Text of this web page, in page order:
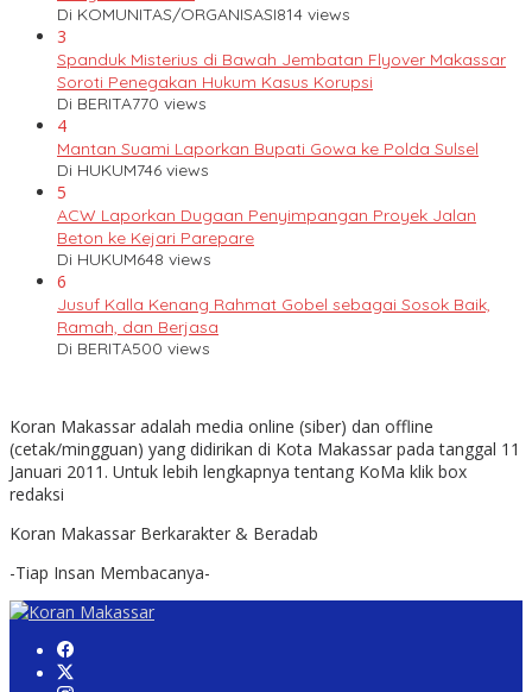
Di KOMUNITAS/ORGANISASI814 views
3
Spanduk Misterius di Bawah Jembatan Flyover Makassar
Soroti Penegakan Hukum Kasus Korupsi
Di BERITA770 views
4
Mantan Suami Laporkan Bupati Gowa ke Polda Sulsel
Di HUKUM746 views
5
ACW Laporkan Dugaan Penyimpangan Proyek Jalan
Beton ke Kejari Parepare
Di HUKUM648 views
6
Jusuf Kalla Kenang Rahmat Gobel sebagai Sosok Baik,
Ramah, dan Berjasa
Di BERITA500 views
Koran Makassar adalah media online (siber) dan offline
(cetak/mingguan) yang didirikan di Kota Makassar pada tanggal 11
Januari 2011. Untuk lebih lengkapnya tentang KoMa klik box
redaksi
Koran Makassar Berkarakter & Beradab
-Tiap Insan Membacanya-